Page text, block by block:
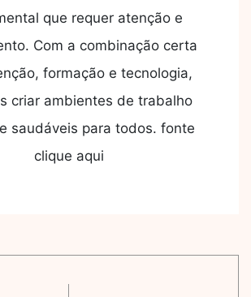
que requer atenção e
Com a combinação certa
formação e tecnologia,
criar ambientes de trabalho
saudáveis para todos. fonte
clique aqui